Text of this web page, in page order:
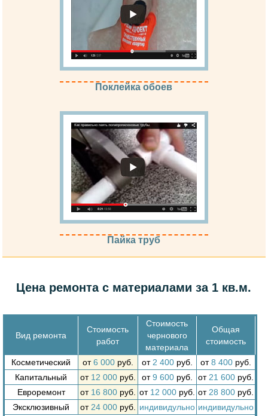
Поклейка обоев
Пайка труб
Цена ремонта с материалами за 1 кв.м.
Вид ремонта
Стоимость
работ
Стоимость
чернового
материала
Общая
стоимость
Косметический от6 000руб. от2 400руб. от8 400руб.
Капитальный
от 12 000руб. от9 600руб. от21 600руб.
Евроремонт
от 16 800руб. от 12 000руб. от28 800руб.
Эксклюзивный
от24 000руб. индивидульно индивидульно